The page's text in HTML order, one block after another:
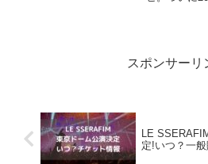
スポンサーリ
LE
定!いつ？一